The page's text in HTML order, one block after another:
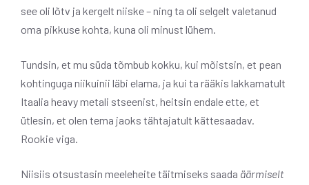
see oli lõtv ja kergelt niiske – ning ta oli selgelt valetanud
oma pikkuse kohta, kuna oli minust lühem.
Tundsin, et mu süda tõmbub kokku, kui mõistsin, et pean
kohtinguga niikuinii läbi elama, ja kui ta rääkis lakkamatult
Itaalia heavy metali stseenist, heitsin endale ette, et
ütlesin, et olen tema jaoks tähtajatult kättesaadav.
Rookie viga.
Niisiis otsustasin meeleheite täitmiseks saada äärmiselt